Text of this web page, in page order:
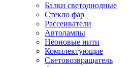
Балки светодиодные
Стекло фар
Рассеиватели
Автолампы
Неоновые нити
Комплектующие
Световозвращатель